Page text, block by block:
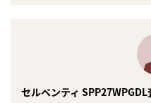
セルペンティ